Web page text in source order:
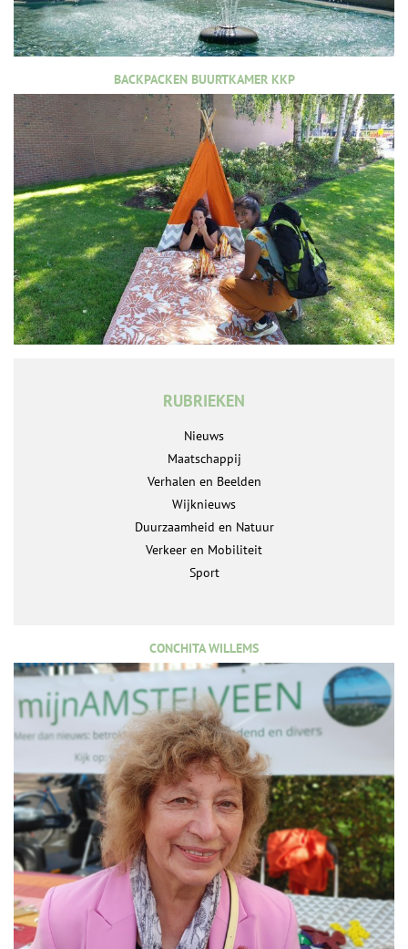
BACKPACKEN BUURTKAMER KKP
RUBRIEKEN
Nieuws
Maatschappij
Verhalen en Beelden
Wijknieuws
Duurzaamheid en Natuur
Verkeer en Mobiliteit
Sport
CONCHITA WILLEMS